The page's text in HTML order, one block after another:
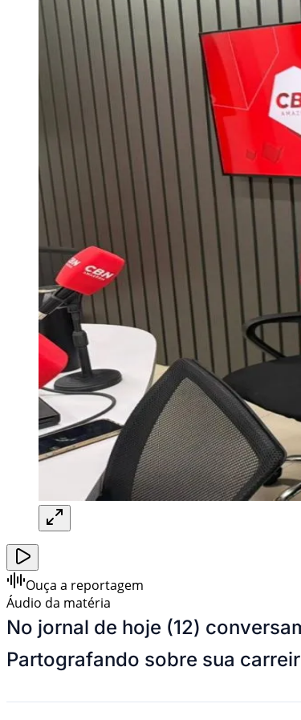
Ouça a reportagem
Áudio da matéria
No jornal de hoje (12)
Partografando sobre sua